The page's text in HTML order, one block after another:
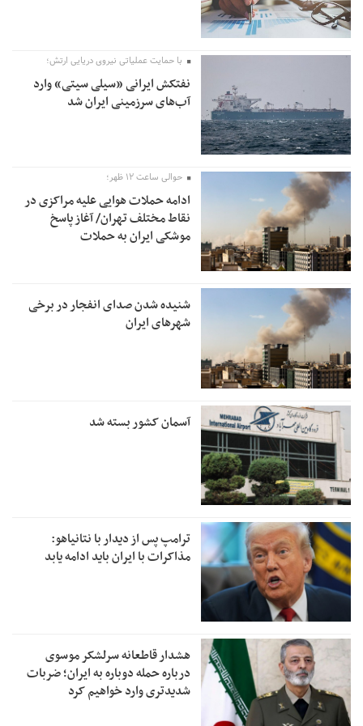
با حمایت عملیاتی نیروی دریایی ارتش؛
نفتکش ایرانی «سیلی سیتی» وارد
آب‌های سرزمینی ایران شد
حوالی ساعت ۱۲ ظهر؛
ادامه حملات هوایی علیه مراکزی در
نقاط مختلف تهران/ آغاز پاسخ
موشکی ایران به حملات
شنیده شدن صدای انفجار در برخی
شهرهای ایران
آسمان کشور بسته شد
ترامپ پس از دیدار با نتانیاهو:
مذاکرات با ایران باید ادامه یابد
هشدار قاطعانه سرلشکر موسوی
درباره حمله دوباره به ایران؛ ضربات
شدیدتری وارد خواهیم کرد